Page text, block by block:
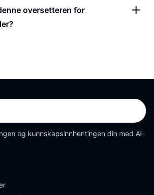
oversetteren for
og kunnskapsinnhentingen din med AI-